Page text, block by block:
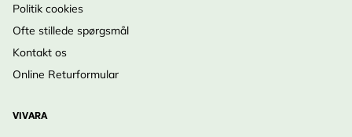
Politik cookies
Ofte stillede spørgsmål
Kontakt os
Online Returformular
VIVARA